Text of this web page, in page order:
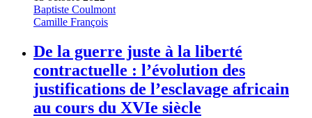
Baptiste Coulmont
Camille François
De la guerre juste à la liberté
contractuelle : l’évolution des
justifications de l’esclavage africain
au cours du XVIe siècle